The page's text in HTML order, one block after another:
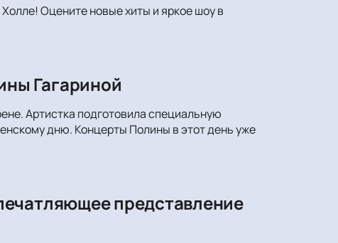
Оцените новые хиты и яркое шоу в
Гагариной
Артистка подготовила специальную
дню. Концерты Полины в этот день уже
представление